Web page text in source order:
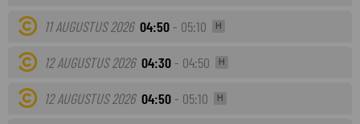
11 AUGUSTUS 2026 04:50 - 05:10 H
12 AUGUSTUS 2026 04:30 - 04:50 H
12 AUGUSTUS 2026 04:50 - 05:10 H